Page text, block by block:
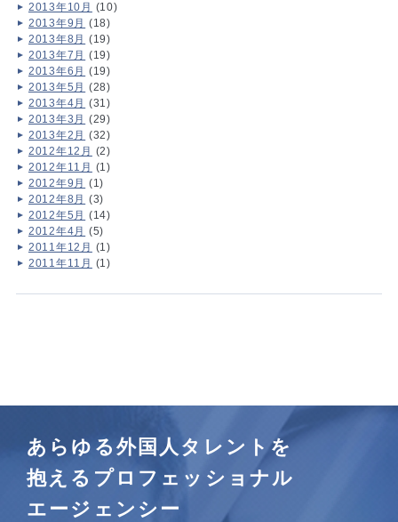
2013年10月 (10)
2013年9月 (18)
2013年8月 (19)
2013年7月 (19)
2013年6月 (19)
2013年5月 (28)
2013年4月 (31)
2013年3月 (29)
2013年2月 (32)
2012年12月 (2)
2012年11月 (1)
2012年9月 (1)
2012年8月 (3)
2012年5月 (14)
2012年4月 (5)
2011年12月 (1)
2011年11月 (1)
あらゆる外国人タレントを
抱えるプロフェッショナル
エージェンシー